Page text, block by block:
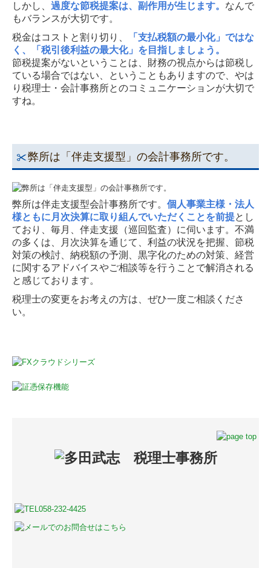
しかし、 過度な節税提案は、副作用が生じます。 なんで
もバランスが大切です。
税金はコストと割り切り、
「支払税額の最小化」ではな
く、「税引後利益の最大化」を目指しましょう。
節税提案がないということは、財務の視点からは節税し
ている場合ではない、ということもありますので、やは
り税理士・会計事務所とのコミュニケーションが大切で
すね。
弊所は「伴走支援型」の会計事務所です。
弊所は伴走支援型会計事務所です。 個人事業主様・法人
様ともに月次決算に取り組んでいただくことを前提とし
ており、毎月、伴走支援（巡回監査）に伺います。不満
の多くは、月次決算を通じて、利益の状況を把握、節税
対策の検討、納税額の予測、黒字化のための対策、経営
に関するアドバイスやご相談等を行うことで解消される
と感じております。
税理士の変更をお考えの方は、ぜひ一度ご相談くださ
い。